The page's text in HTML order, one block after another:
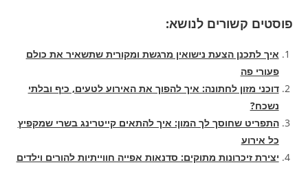
פוסטים קשורים לנושא:
איך לתכנן הצעת נישואין מרגשת ומקורית שתשאיר את כולם
פעורי פה
דוכני מזון לחתונה: איך להפוך את האירוע לטעים, כיף ובלתי
נשכח?
התפריט שחוסך לך המון: איך להתאים קייטרינג בשרי שמקפיץ
כל אירוע
יצירת זיכרונות מתוקים: סדנאות אפייה חווייתיות להורים וילדים